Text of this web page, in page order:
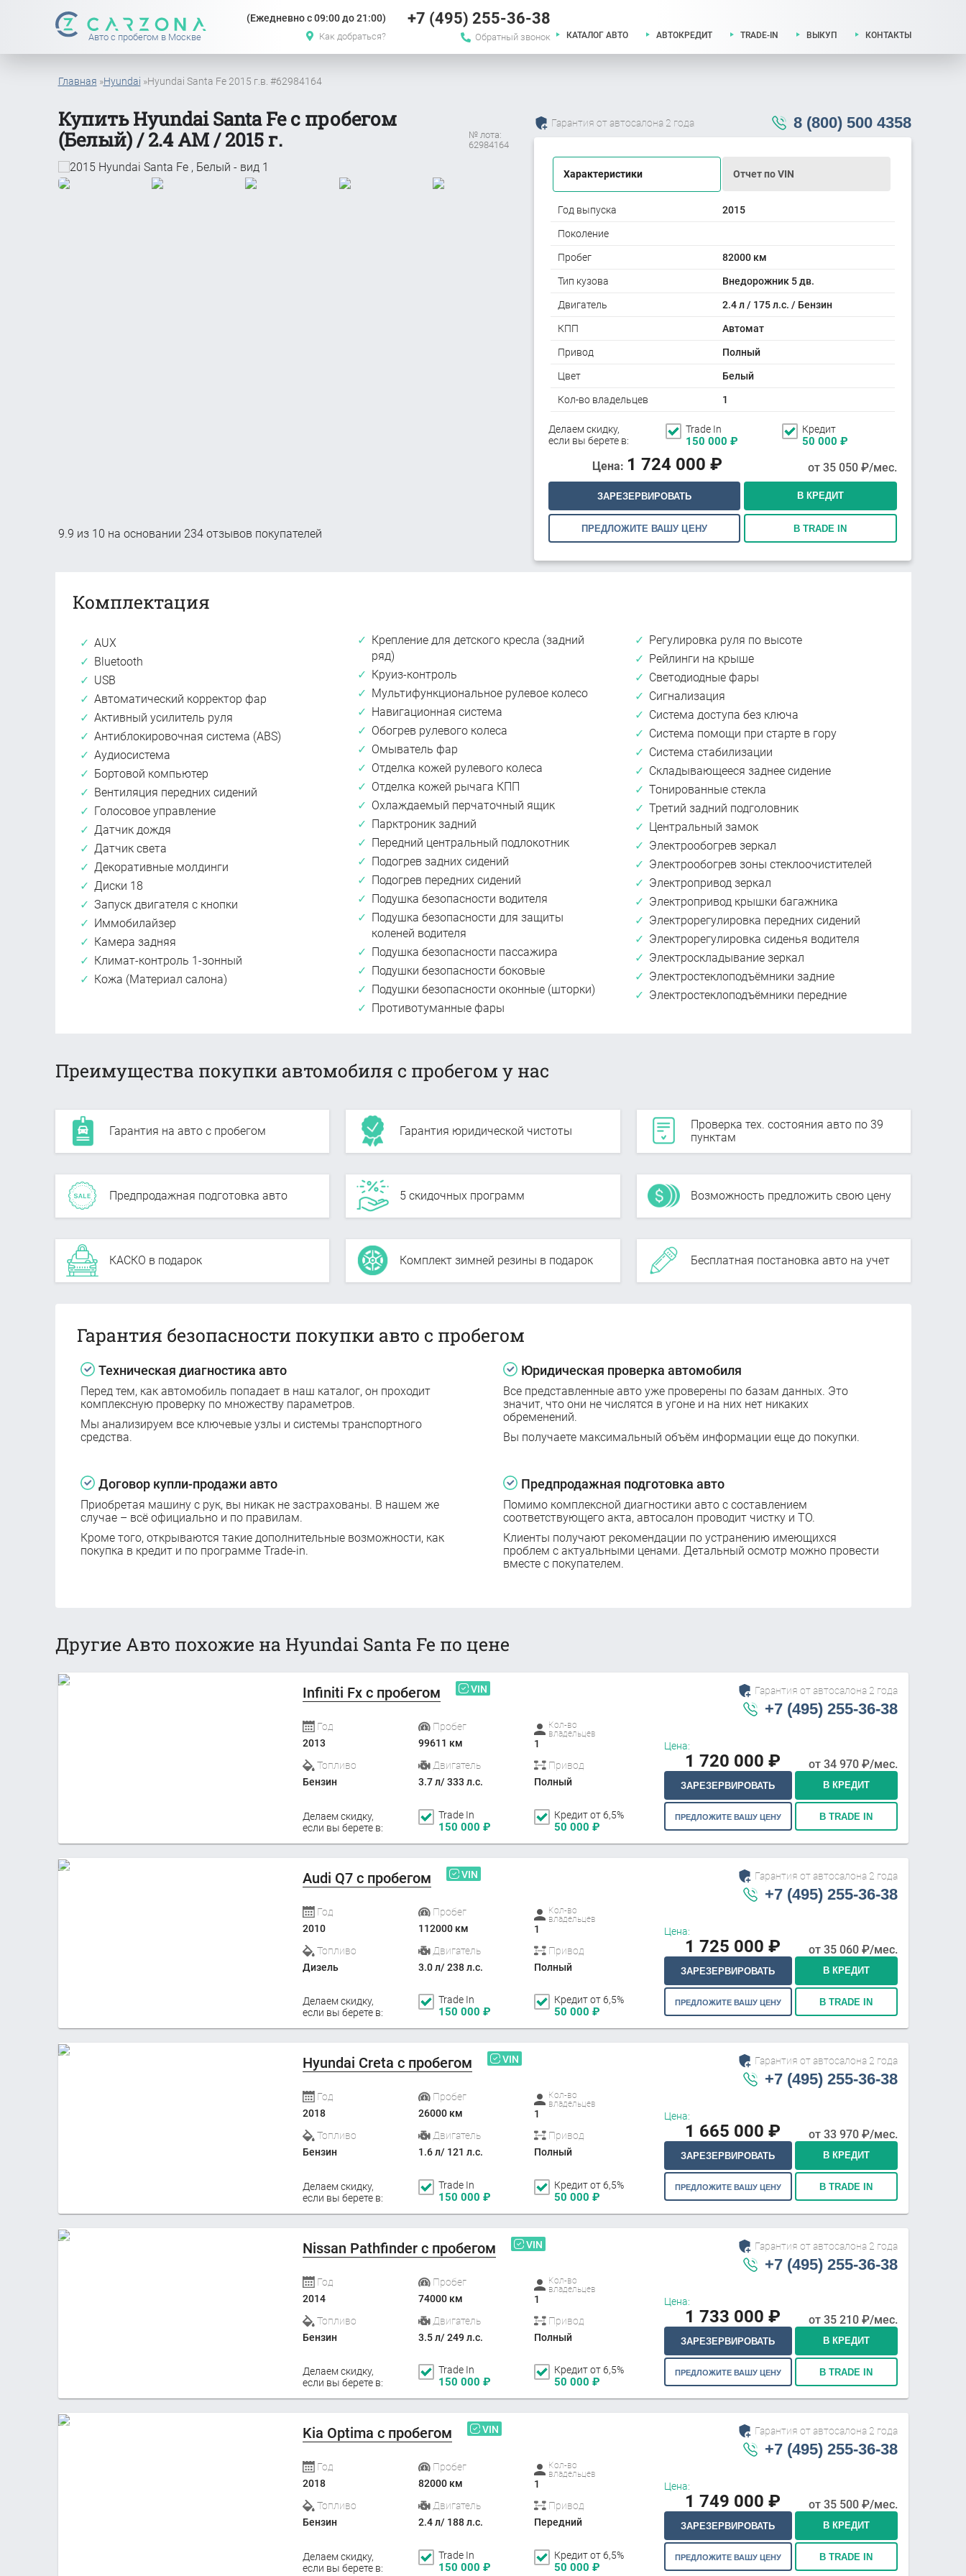
Авто с пробегом в Москве
(Ежедневно с 09:00 до 21:00)
Как добраться?
+7 (495) 255-36-38
Обратный звонок КАТАЛОГ АВТО АВТОКРЕДИТ TRADE-IN ВЫКУП КОНТАКТЫ
Главная »Hyundai »Hyundai Santa Fe 2015 г.в. #62984164
Купить Hyundai Santa Fe с пробегом
(Белый) / 2.4 АМ / 2015 г.
№ лота:
62984164
9.9 из 10 на основании 234отзывов покупателей
Гарантия от автосалона 2 года 8 (800) 500 4358
Характеристики Отчет по VIN
Год выпуска 2015
Поколение
Пробег 82000 км
Тип кузова Внедорожник 5 дв.
Двигатель 2.4 л / 175 л.с. / Бензин
КПП Автомат
Привод Полный
Цвет Белый
Кол-во владельцев 1
Делаем скидку,
если вы берете в:
Trade In
150 000 ₽
Кредит
50 000 ₽
Цена: 1 724 000 ₽ от 35 050₽/мес.
ЗАРЕЗЕРВИРОВАТЬ В КРЕДИТ
ПРЕДЛОЖИТЕ ВАШУ ЦЕНУ В TRADE IN
Комплектация
AUX
Bluetooth
USB
Автоматический корректор фар
Активный усилитель руля
Антиблокировочная система (ABS)
Аудиосистема
Бортовой компьютер
Вентиляция передних сидений
Голосовое управление
Датчик дождя
Датчик света
Декоративные молдинги
Диски 18
Запуск двигателя с кнопки
Иммобилайзер
Камера задняя
Климат-контроль 1-зонный
Кожа (Материал салона)
Крепление для детского кресла (задний
ряд)
Круиз-контроль
Мультифункциональное рулевое колесо
Навигационная система
Обогрев рулевого колеса
Омыватель фар
Отделка кожей рулевого колеса
Отделка кожей рычага КПП
Охлаждаемый перчаточный ящик
Парктроник задний
Передний центральный подлокотник
Подогрев задних сидений
Подогрев передних сидений
Подушка безопасности водителя
Подушка безопасности для защиты
коленей водителя
Подушка безопасности пассажира
Подушки безопасности боковые
Подушки безопасности оконные (шторки)
Противотуманные фары
Регулировка руля по высоте
Рейлинги на крыше
Светодиодные фары
Сигнализация
Система доступа без ключа
Система помощи при старте в гору
Система стабилизации
Складывающееся заднее сидение
Тонированные стекла
Третий задний подголовник
Центральный замок
Электрообогрев зеркал
Электрообогрев зоны стеклоочистителей
Электропривод зеркал
Электропривод крышки багажника
Электрорегулировка передних сидений
Электрорегулировка сиденья водителя
Электроскладывание зеркал
Электростеклоподъёмники задние
Электростеклоподъёмники передние
Преимущества покупки автомобиля с пробегом у нас
Гарантия на авто с пробегом Гарантия юридической чистоты
Проверка тех. состояния авто по 39
пунктам
Предпродажная подготовка авто 5 скидочных программ Возможность предложить свою цену
КАСКО в подарок Комплект зимней резины в подарок Бесплатная постановка авто на учет
Гарантия безопасности покупки авто с пробегом
Техническая диагностика авто
Перед тем, как автомобиль попадает в наш каталог, он проходит
комплексную проверку по множеству параметров.
Мы анализируем все ключевые узлы и системы транспортного
средства.
Юридическая проверка автомобиля
Все представленные авто уже проверены по базам данных. Это
значит, что они не числятся в угоне и на них нет никаких
обременений.
Вы получаете максимальный объём информации еще до покупки.
Договор купли-продажи авто
Приобретая машину с рук, вы никак не застрахованы. В нашем же
случае – всё официально и по правилам.
Кроме того, открываются такие дополнительные возможности, как
покупка в кредит и по программе Trade-in.
Предпродажная подготовка авто
Помимо комплексной диагностики авто с составлением
соответствующего акта, автосалон проводит чистку и ТО.
Клиенты получают рекомендации по устранению имеющихся
проблем с актуальными ценами. Детальный осмотр можно провести
вместе с покупателем.
Другие Авто похожие на Hyundai Santa Fe по цене
Infiniti Fx с пробегом VIN
Год
2013
Пробег
99611 км
Кол-во
владельцев
1
Топливо
Бензин
Двигатель
3.7 л/ 333 л.с.
Привод
Полный
Делаем скидку,
если вы берете в:
Trade In
150 000 ₽
Кредит от 6,5%
50 000 ₽
Гарантия от автосалона 2 года
+7 (495) 255-36-38
Цена:
1 720 000 ₽ от 34 970₽/мес.
ЗАРЕЗЕРВИРОВАТЬ В КРЕДИТ
ПРЕДЛОЖИТЕ ВАШУ ЦЕНУ В TRADE IN
Audi Q7 с пробегом VIN
Год
2010
Пробег
112000 км
Кол-во
владельцев
1
Топливо
Дизель
Двигатель
3.0 л/ 238 л.с.
Привод
Полный
Делаем скидку,
если вы берете в:
Trade In
150 000 ₽
Кредит от 6,5%
50 000 ₽
Гарантия от автосалона 2 года
+7 (495) 255-36-38
Цена:
1 725 000 ₽ от 35 060₽/мес.
ЗАРЕЗЕРВИРОВАТЬ В КРЕДИТ
ПРЕДЛОЖИТЕ ВАШУ ЦЕНУ В TRADE IN
Hyundai Creta с пробегом VIN
Год
2018
Пробег
26000 км
Кол-во
владельцев
1
Топливо
Бензин
Двигатель
1.6 л/ 121 л.с.
Привод
Полный
Делаем скидку,
если вы берете в:
Trade In
150 000 ₽
Кредит от 6,5%
50 000 ₽
Гарантия от автосалона 2 года
+7 (495) 255-36-38
Цена:
1 665 000 ₽ от 33 970₽/мес.
ЗАРЕЗЕРВИРОВАТЬ В КРЕДИТ
ПРЕДЛОЖИТЕ ВАШУ ЦЕНУ В TRADE IN
Nissan Pathfinder с пробегом VIN
Год
2014
Пробег
74000 км
Кол-во
владельцев
1
Топливо
Бензин
Двигатель
3.5 л/ 249 л.с.
Привод
Полный
Делаем скидку,
если вы берете в:
Trade In
150 000 ₽
Кредит от 6,5%
50 000 ₽
Гарантия от автосалона 2 года
+7 (495) 255-36-38
Цена:
1 733 000 ₽ от 35 210₽/мес.
ЗАРЕЗЕРВИРОВАТЬ В КРЕДИТ
ПРЕДЛОЖИТЕ ВАШУ ЦЕНУ В TRADE IN
Kia Optima с пробегом VIN
Год
2018
Пробег
82000 км
Кол-во
владельцев
1
Топливо
Бензин
Двигатель
2.4 л/ 188 л.с.
Привод
Передний
Делаем скидку,
если вы берете в:
Trade In
150 000 ₽
Кредит от 6,5%
50 000 ₽
Гарантия от автосалона 2 года
+7 (495) 255-36-38
Цена:
1 749 000 ₽ от 35 500₽/мес.
ЗАРЕЗЕРВИРОВАТЬ В КРЕДИТ
ПРЕДЛОЖИТЕ ВАШУ ЦЕНУ В TRADE IN